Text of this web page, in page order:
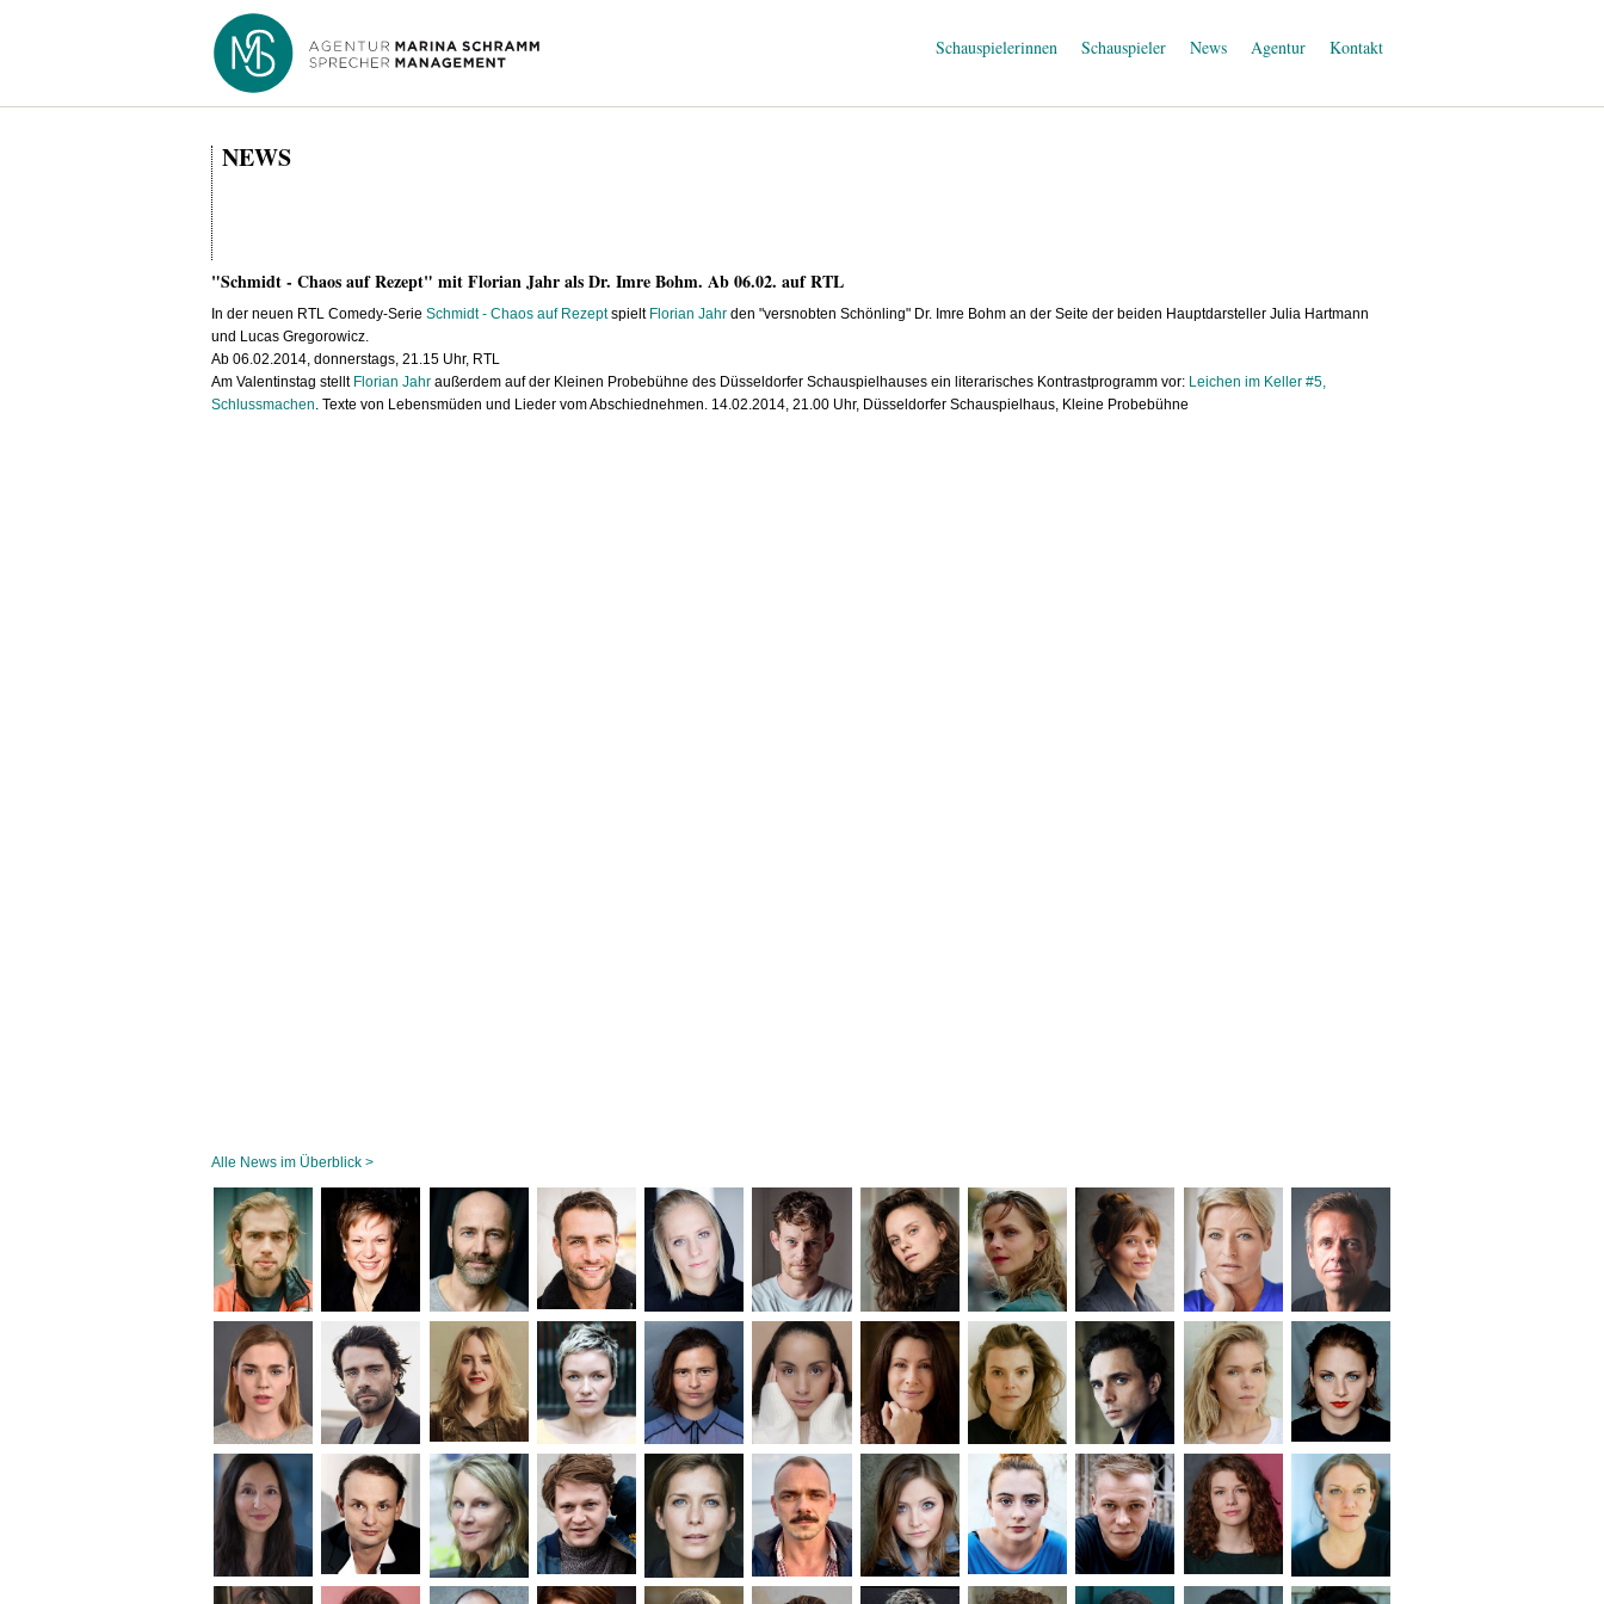
Schauspielerinnen Schauspieler News Agentur Kontakt
NEWS
"Schmidt - Chaos auf Rezept" mit Florian Jahr als Dr. Imre Bohm. Ab 06.02. auf RTL
In der neuen RTL Comedy-Serie Schmidt - Chaos auf Rezeptspielt Florian Jahr den "versnobten Schönling" Dr. Imre Bohm an der Seite der beiden Hauptdarsteller Julia Hartmann
und Lucas Gregorowicz.
Ab 06.02.2014, donnerstags, 21.15 Uhr, RTL
Am Valentinstag stellt Florian Jahr außerdem auf der Kleinen Probebühne des Düsseldorfer Schauspielhauses ein literarisches Kontrastprogramm vor: Leichen im Keller #5,
Schlussmachen . Texte von Lebensmüden und Lieder vom Abschiednehmen. 14.02.2014, 21.00 Uhr, Düsseldorfer Schauspielhaus, Kleine Probebühne
Alle News im Überblick >
Navigation
überspringen